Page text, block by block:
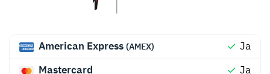
American Express (AMEX)
Ja
Mastercard
Ja